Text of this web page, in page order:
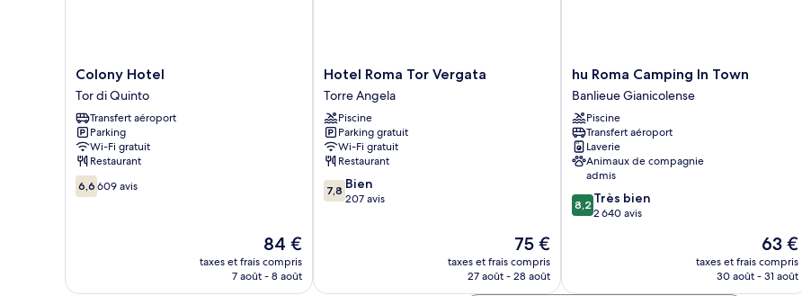
Colony
Hotel
Tor
di
Quinto
Colony Hotel
Tor di Quinto
Transfert aéroport
Parking
Wi-Fi gratuit
Restaurant
6.6
sur
6,6 609 avis
Le
nouveau
prix
84 €
taxes et frais compris
7 août - 8 août
Hotel
Roma
Tor
Vergata
Torre
Angela
Hotel Roma Tor Vergata
Torre Angela
Piscine
Parking gratuit
Wi-Fi gratuit
Restaurant
7.8
sur
7,8 Bien
207 avis
Le
nouveau
prix
75 €
taxes et frais compris
27 août - 28 août
hu
Roma
Camping
In
Town
Banlieue
Gianicolense
hu Roma Camping In Town
Banlieue Gianicolense
Piscine
Transfert aéroport
Laverie
Animaux de compagnie
admis
8.2
sur
8,2 Très bien
2 640 avis
Le
nouveau
prix
63 €
taxes et frais compris
30 août - 31 août